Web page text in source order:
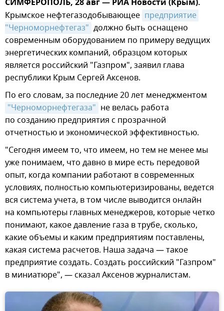
СИМФЕРОПОЛЬ, 28 авг — РИА Новости (Крым).
Крымское нефтегазодобывающее предприятие
"Черноморнефтегаз" должно быть оснащено
современным оборудованием по примеру ведущих
энергетических компаний, образцом которых
является российский "Газпром", заявил глава
республики Крым Сергей Аксенов.
По его словам, за последние 20 лет менеджментом
"Черноморнефтегаза" не велась работа
по созданию предприятия с прозрачной
отчетностью и экономической эффективностью.
"Сегодня имеем то, что имеем, но тем не менее мы
уже понимаем, что давно в мире есть передовой
опыт, когда компании работают в современных
условиях, полностью компьютеризированы, ведется
вся система учета, в том числе выводится онлайн
на компьютеры главных менеджеров, которые четко
понимают, какое давление газа в трубе, сколько,
какие объемы и каким предприятиям поставлены,
какая система расчетов. Наша задача — такое
предприятие создать. Создать российский "Газпром"
в миниатюре", — сказал Аксенов журналистам.